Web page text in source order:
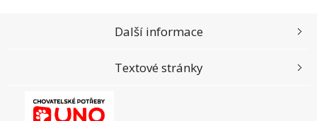
Další informace
Textové stránky